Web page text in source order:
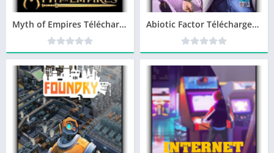
Myth of Empires Télécharger jeu PC Abiotic Factor Télécharger jeu PC